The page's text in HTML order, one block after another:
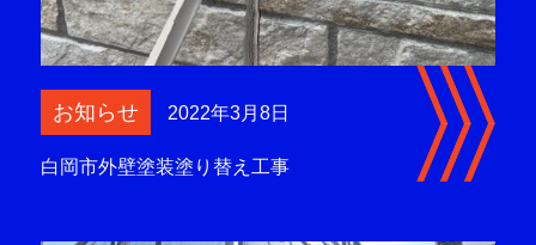
お知らせ 2022年3月8日
白岡市外壁塗装塗り替え工事